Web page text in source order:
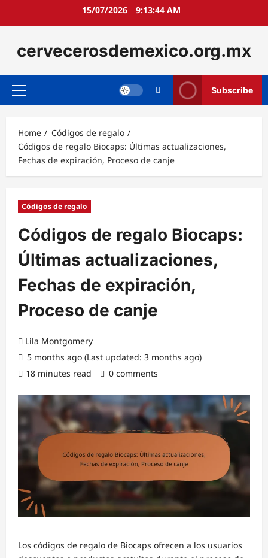
15/07/2026 9:13:46 AM
cervecerosdemexico.org.mx
Primary
Subscribe
Home
Códigos de regalo
Códigos de regalo Biocaps: Últimas actualizaciones,
Fechas de expiración, Proceso de canje
Códigos de regalo
Códigos de regalo Biocaps:
Últimas actualizaciones,
Fechas de expiración,
Proceso de canje
Lila Montgomery
5 months ago (Last updated: 3 months ago)
18 minutes read
0 comments
Los códigos de regalo de Biocaps ofrecen a los usuarios